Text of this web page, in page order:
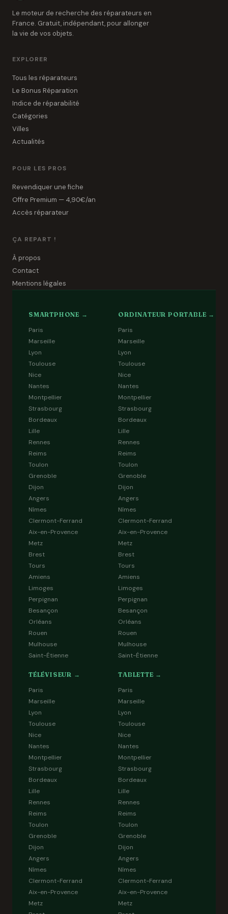
Le moteur de recherche des réparateurs en
France. Gratuit, indépendant, pour allonger
la vie de vos objets.
EXPLORER
Tous les réparateurs
Le Bonus Réparation
Indice de réparabilité
Catégories
Villes
Actualités
POUR LES PROS
Revendiquer une fiche
Offre Premium — 4,90€/an
Accès réparateur
ÇA REPART !
À propos
Contact
Mentions légales
SMARTPHONE →
Paris
Marseille
Lyon
Toulouse
Nice
Nantes
Montpellier
Strasbourg
Bordeaux
Lille
Rennes
Reims
Toulon
Grenoble
Dijon
Angers
Nîmes
Clermont-Ferrand
Aix-en-Provence
Metz
Brest
Tours
Amiens
Limoges
Perpignan
Besançon
Orléans
Rouen
Mulhouse
Saint-Étienne
ORDINATEUR PORTABLE →
Paris
Marseille
Lyon
Toulouse
Nice
Nantes
Montpellier
Strasbourg
Bordeaux
Lille
Rennes
Reims
Toulon
Grenoble
Dijon
Angers
Nîmes
Clermont-Ferrand
Aix-en-Provence
Metz
Brest
Tours
Amiens
Limoges
Perpignan
Besançon
Orléans
Rouen
Mulhouse
Saint-Étienne
TÉLÉVISEUR →
Paris
Marseille
Lyon
Toulouse
Nice
Nantes
Montpellier
Strasbourg
Bordeaux
Lille
Rennes
Reims
Toulon
Grenoble
Dijon
Angers
Nîmes
Clermont-Ferrand
Aix-en-Provence
Metz
TABLETTE →
Paris
Marseille
Lyon
Toulouse
Nice
Nantes
Montpellier
Strasbourg
Bordeaux
Lille
Rennes
Reims
Toulon
Grenoble
Dijon
Angers
Nîmes
Clermont-Ferrand
Aix-en-Provence
Metz